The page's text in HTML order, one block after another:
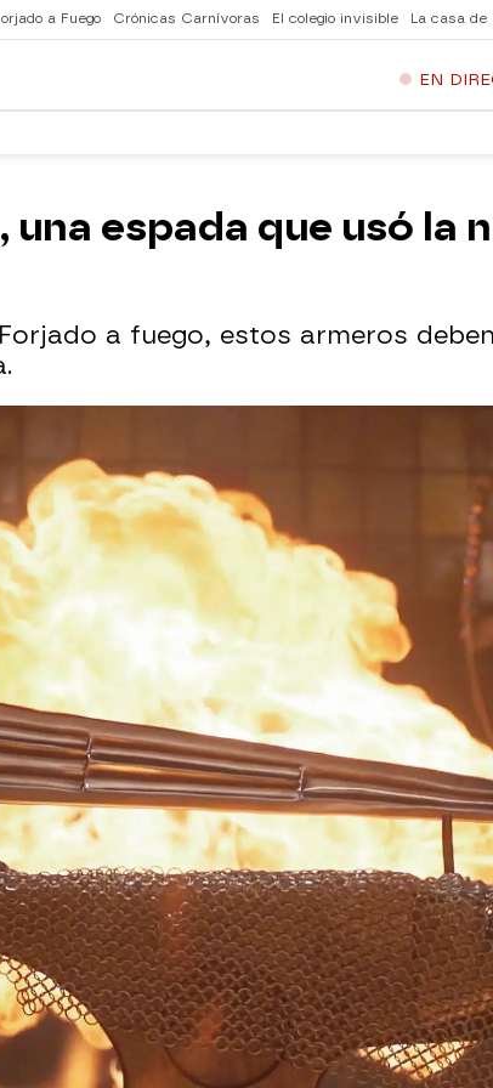
a Fuego Crónicas Carnívoras El colegio invisible La casa de
EN
una espada que usó la
a fuego, estos armeros
WhatsappFacebook
X
que forjar, en sus casas y en
la historia: la cinquedea.Se
la nobleza en el norte de Italia
significa cinco dedos y se